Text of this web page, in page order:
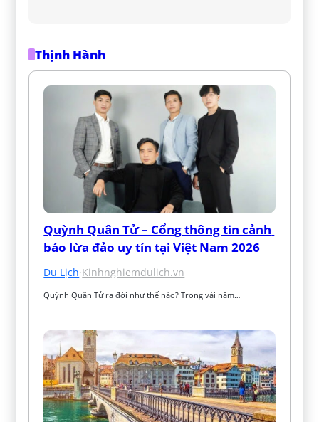
Thịnh Hành
Quỳnh Quân Tử – Cổng thông tin cảnh
báo lừa đảo uy tín tại Việt Nam 2026
Du Lịch·Kinhnghiemdulich.vn
Quỳnh Quân Tử ra đời như thế nào? Trong vài năm…